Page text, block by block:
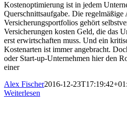
Kostenoptimierung ist in jedem
Querschnittsaufgabe. Die regelmäßige
Versicherungsportfolios gehört
Versicherungen kosten Geld, die das
erst erwirtschaften muss. Und ein
Kostenarten ist immer angebracht.
oder Start-up-Unternehmen hier den
einer
Alex Fischer2016-12-
Weiterlesen